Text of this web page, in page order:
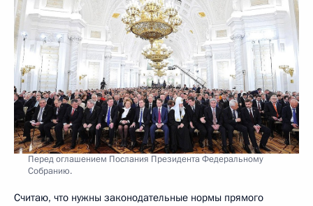
Перед оглашением Послания Президента Федеральному
Собранию.
Считаю, что нужны законодательные нормы прямого